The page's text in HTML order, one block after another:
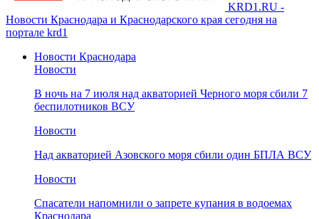
KRD1.RU -
Новости Краснодара и Краснодарского края сегодня на
портале krd1
Новости Краснодара
Новости
В ночь на 7 июля над акваторией Черного моря сбили 7
беспилотников ВСУ
Новости
Над акваторией Азовского моря сбили один БПЛА ВСУ
Новости
Спасатели напомнили о запрете купания в водоемах
Краснодара